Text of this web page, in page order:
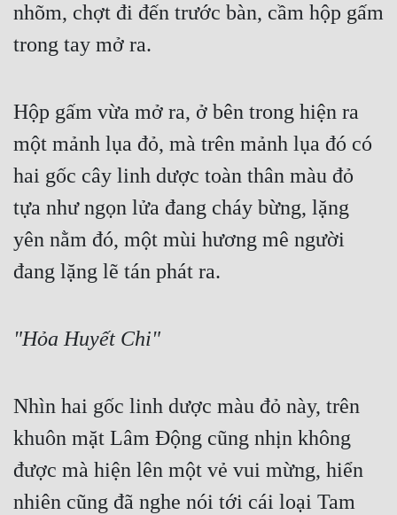
Cung Đấu
Cạnh Kỹ
Cổ Đại
Du Hí
Dã Sử
Dị Giới
Góc Nhìn Nam
Huyền Huyễn
Huyền Nghi
Huyền Ảo
Hài Hước
nhõm, chợt đi đến trước bàn, cầm hộp gấm
trong tay mở ra.
Hộp gấm vừa mở ra, ở bên trong hiện ra
một mảnh lụa đỏ, mà trên mảnh lụa đó có
hai gốc cây linh dược toàn thân màu đỏ
tựa như ngọn lửa đang cháy bừng, lặng
yên nằm đó, một mùi hương mê người
đang lặng lẽ tán phát ra.
"Hỏa Huyết Chi"
Nhìn hai gốc linh dược màu đỏ này, trên
khuôn mặt Lâm Động cũng nhịn không
được mà hiện lên một vẻ vui mừng, hiển
nhiên cũng đã nghe nói tới cái loại Tam